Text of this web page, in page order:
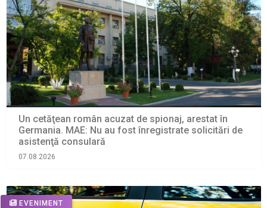
Un cetăţean român acuzat de spionaj, arestat în
Germania. MAE: Nu au fost înregistrate solicitări de
asistenţă consulară
07.08.2026
EVENIMENT